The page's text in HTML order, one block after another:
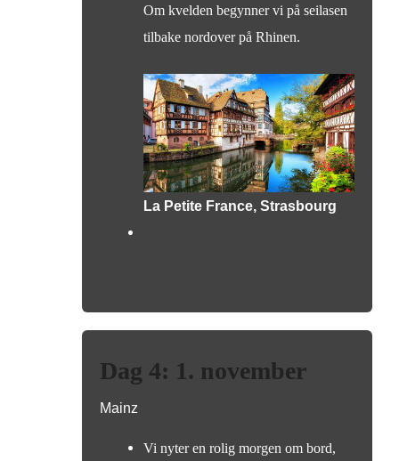
Om kvelden begynner vi på seilasen
tilbake nordover på Rhinen.
La Petite France, Strasbourg
Dag 4: 1. november
Mainz
Vi nyter en rolig morgen om bord,